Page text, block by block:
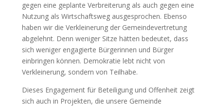
gegen eine geplante Verbreiterung als auch gegen eine
Nutzung als Wirtschaftsweg ausgesprochen. Ebenso
haben wir die Verkleinerung der Gemeindevertretung
abgelehnt. Denn weniger Sitze hätten bedeutet, dass
sich weniger engagierte Bürgerinnen und Bürger
einbringen können. Demokratie lebt nicht von
Verkleinerung, sondern von Teilhabe.
Dieses Engagement für Beteiligung und Offenheit zeigt
sich auch in Projekten, die unsere Gemeinde